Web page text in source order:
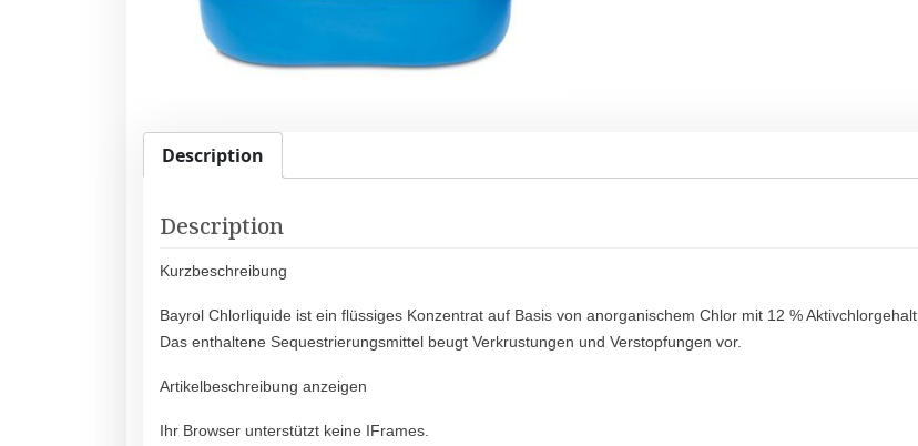
Description
Description
Kurzbeschreibung
Bayrol Chlorliquide ist ein flüssiges Konzentrat auf Basis von anorganischem Chlor mit 12 % Aktivchlorgehalt.
Das enthaltene Sequestrierungsmittel beugt Verkrustungen und Verstopfungen vor.
Artikelbeschreibung anzeigen
Ihr Browser unterstützt keine IFrames.